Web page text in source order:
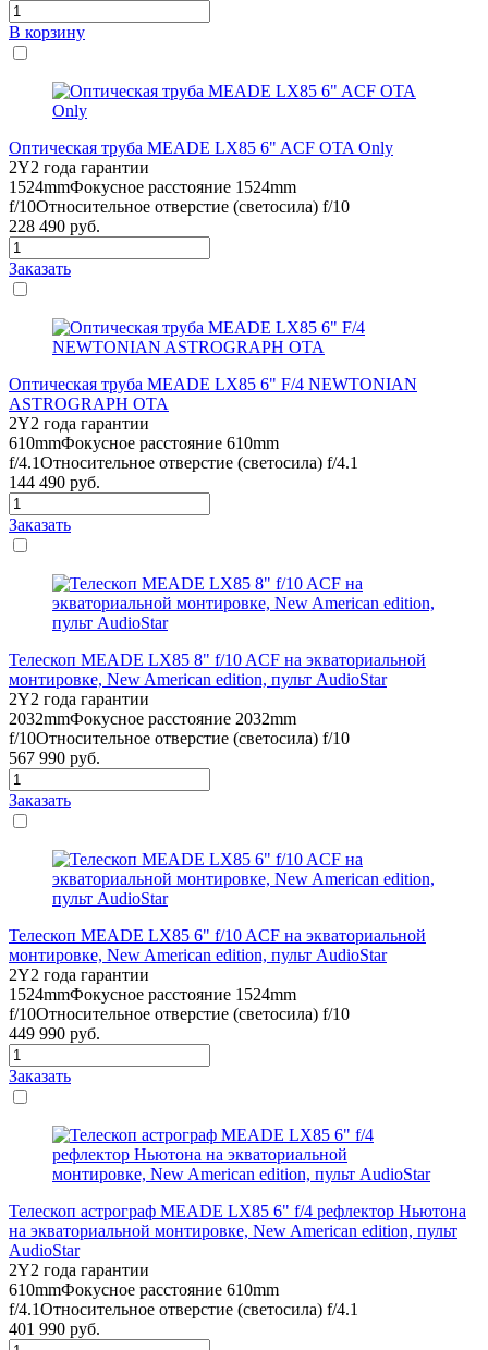
В корзину
Оптическая труба MEADE LX85 6" ACF OTA Only
2Y2 года гарантии
1524mmФокусное расстояние 1524mm
f/10Относительное отверстие (светосила) f/10
228 490 руб.
Заказать
Оптическая труба MEADE LX85 6" F/4 NEWTONIAN
ASTROGRAPH OTA
2Y2 года гарантии
610mmФокусное расстояние 610mm
f/4.1Относительное отверстие (светосила) f/4.1
144 490 руб.
Заказать
Телескоп MEADE LX85 8" f/10 ACF на экваториальной
монтировке, New American edition, пульт AudioStar
2Y2 года гарантии
2032mmФокусное расстояние 2032mm
f/10Относительное отверстие (светосила) f/10
567 990 руб.
Заказать
Телескоп MEADE LX85 6" f/10 ACF на экваториальной
монтировке, New American edition, пульт AudioStar
2Y2 года гарантии
1524mmФокусное расстояние 1524mm
f/10Относительное отверстие (светосила) f/10
449 990 руб.
Заказать
Телескоп астрограф MEADE LX85 6" f/4 рефлектор Ньютона
на экваториальной монтировке, New American edition, пульт
AudioStar
2Y2 года гарантии
610mmФокусное расстояние 610mm
f/4.1Относительное отверстие (светосила) f/4.1
401 990 руб.